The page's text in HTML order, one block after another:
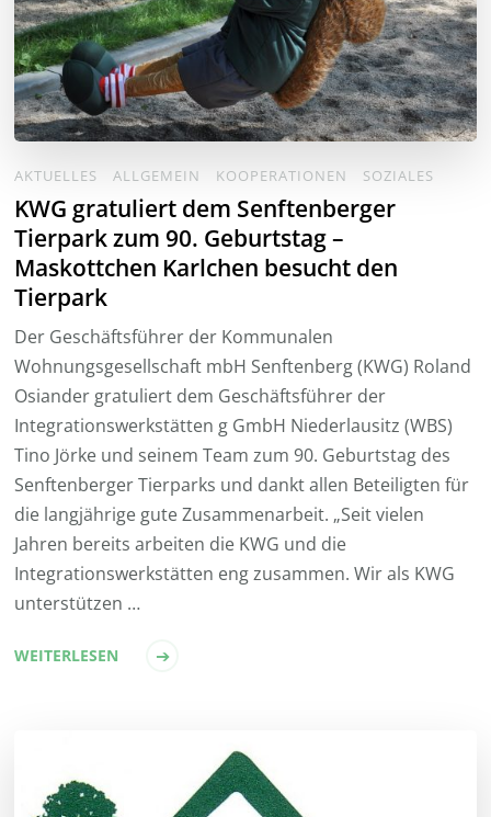
AKTUELLES ALLGEMEIN KOOPERATIONEN SOZIALES
KWG gratuliert dem Senftenberger
Tierpark zum 90. Geburtstag –
Maskottchen Karlchen besucht den
Tierpark
Der Geschäftsführer der Kommunalen
Wohnungsgesellschaft mbH Senftenberg (KWG) Roland
Osiander gratuliert dem Geschäftsführer der
Integrationswerkstätten g GmbH Niederlausitz (WBS)
Tino Jörke und seinem Team zum 90. Geburtstag des
Senftenberger Tierparks und dankt allen Beteiligten für
die langjährige gute Zusammenarbeit. „Seit vielen
Jahren bereits arbeiten die KWG und die
Integrationswerkstätten eng zusammen. Wir als KWG
unterstützen …
WEITERLESEN